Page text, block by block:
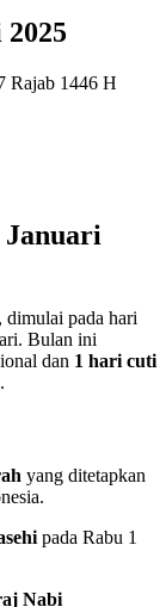
Rajab 1446 H
Januari
dimulai pada hari
Bulan ini
dan 1 hari cuti
yang ditetapkan
pada Rabu 1
Nabi